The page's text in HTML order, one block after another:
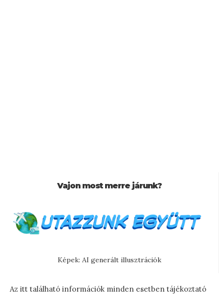
Vajon most merre járunk?
Képek: AI generált illusztrációk
Az itt található információk minden esetben tájékoztató